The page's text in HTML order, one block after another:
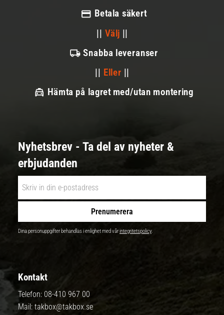
Betala säkert
|| Välj ||
Snabba leveranser
|| Eller ||
Hämta på lagret med/utan montering
Nyhetsbrev - Ta del av nyheter &
erbjudanden
Prenumerera
Dina personuppgifter behandlas i enlighet med vårintegritetspolicy.
Kontakt
Telefon: 08-410 967 00
Mail: takbox@takbox.se